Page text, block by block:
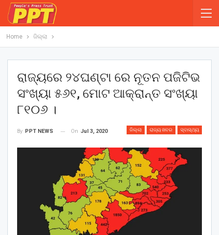
Home ଜିଲ୍ଲା
ରାଜ୍ୟରେ ୨୪ଘଣ୍ଟା ରେ ନୂତନ ପଜିଟିଭ
ସଂଖ୍ୟା ୫୬୧, ମୋଟ ଆକ୍ରାନ୍ତ ସଂଖ୍ୟା
୮୧୦୬ ।
ଜିଲ୍ଲା ରାଜ୍ୟ ଖବର ସ୍ବାସ୍ଥ୍ୟ
By PPT NEWS On Jul 3, 2020